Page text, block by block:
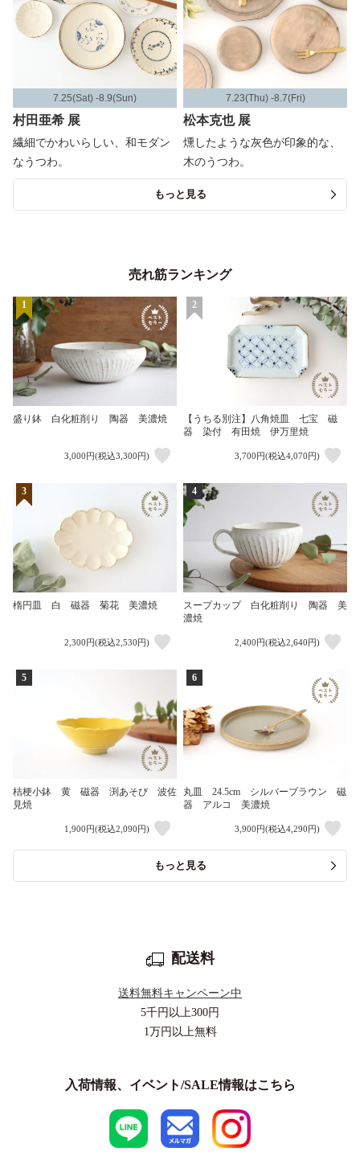
7.25(Sat) -8.9(Sun)
村田亜希 展
繊細でかわいらしい、和モダン
なうつわ。
7.23(Thu) -8.7(Fri)
松本克也 展
燻したような灰色が印象的な、
木のうつわ。
もっと見る
売れ筋ランキング
1
盛り鉢 白化粧削り 陶器 美濃焼
3,000円(税込3,300円)
2
【うちる別注】八角焼皿 七宝 磁
器 染付 有田焼 伊万里焼
3,700円(税込4,070円)
3
楕円皿 白 磁器 菊花 美濃焼
2,300円(税込2,530円)
4
スープカップ 白化粧削り 陶器 美
濃焼
2,400円(税込2,640円)
5
桔梗小鉢 黄 磁器 渕あそび 波佐
見焼
1,900円(税込2,090円)
6
丸皿 24.5cm シルバーブラウン 磁
器 アルコ 美濃焼
3,900円(税込4,290円)
もっと見る
配送料
送料無料キャンペーン中
5千円以上300円
1万円以上無料
入荷情報、イベント/SALE情報はこちら